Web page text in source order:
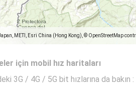
METI, Esri China (Hong Kong), © OpenStreetMap
için mobil hız haritaları
3G / 4G / 5G bit hızlarına da bakın :